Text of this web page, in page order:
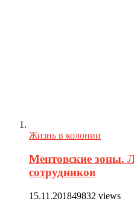
Жизнь в колонии
Ментовские зоны.
сотрудников
15.11.201849832 views